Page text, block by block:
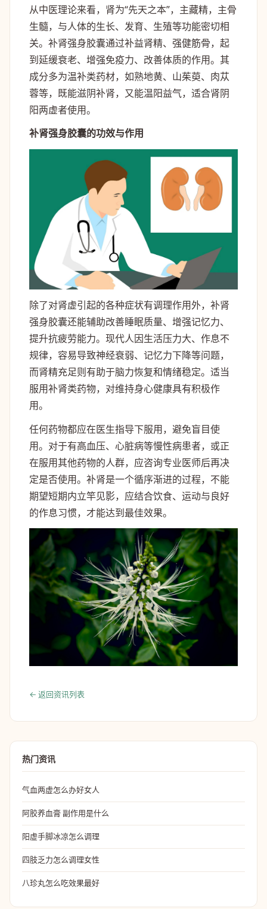
从中医理论来看，肾为“先天之本”，主藏精，主骨
生髓，与人体的生长、发育、生殖等功能密切相
关。补肾强身胶囊通过补益肾精、强健筋骨，起
到延缓衰老、增强免疫力、改善体质的作用。其
成分多为温补类药材，如熟地黄、山茱萸、肉苁
蓉等，既能滋阴补肾，又能温阳益气，适合肾阴
阳两虚者使用。
补肾强身胶囊的功效与作用
除了对肾虚引起的各种症状有调理作用外，补肾
强身胶囊还能辅助改善睡眠质量、增强记忆力、
提升抗疲劳能力。现代人因生活压力大、作息不
规律，容易导致神经衰弱、记忆力下降等问题，
而肾精充足则有助于脑力恢复和情绪稳定。适当
服用补肾类药物，对维持身心健康具有积极作
用。
任何药物都应在医生指导下服用，避免盲目使
用。对于有高血压、心脏病等慢性病患者，或正
在服用其他药物的人群，应咨询专业医师后再决
定是否使用。补肾是一个循序渐进的过程，不能
期望短期内立竿见影，应结合饮食、运动与良好
的作息习惯，才能达到最佳效果。
← 返回资讯列表
热门资讯
气血两虚怎么办好女人
阿胶养血膏 副作用是什么
阳虚手脚冰凉怎么调理
四肢乏力怎么调理女性
八珍丸怎么吃效果最好